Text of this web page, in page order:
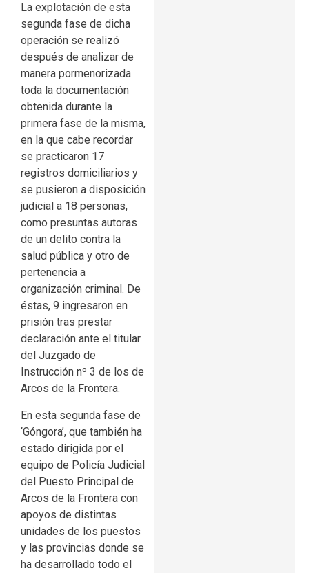
La explotación de esta
segunda fase de dicha
operación se realizó
después de analizar de
manera pormenorizada
toda la documentación
obtenida durante la
primera fase de la misma,
en la que cabe recordar
se practicaron 17
registros domiciliarios y
se pusieron a disposición
judicial a 18 personas,
como presuntas autoras
de un delito contra la
salud pública y otro de
pertenencia a
organización criminal. De
éstas, 9 ingresaron en
prisión tras prestar
declaración ante el titular
del Juzgado de
Instrucción nº 3 de los de
Arcos de la Frontera.
En esta segunda fase de
‘Góngora’, que también ha
estado dirigida por el
equipo de Policía Judicial
del Puesto Principal de
Arcos de la Frontera con
apoyos de distintas
unidades de los puestos
y las provincias donde se
ha desarrollado todo el